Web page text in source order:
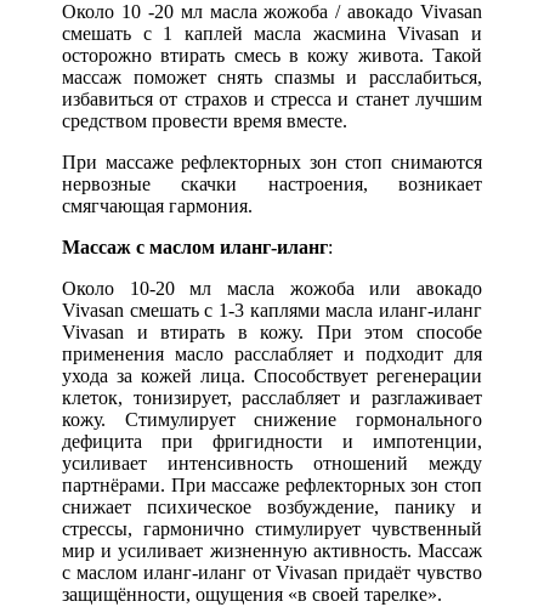
Около 10 -20 мл масла жожоба / авокадо Vivasan
смешать с 1 каплей масла жасмина Vivasan и
осторожно втирать смесь в кожу живота. Такой
массаж поможет снять спазмы и расслабиться,
избавиться от страхов и стресса и станет лучшим
средством провести время вместе.
При массаже рефлекторных зон стоп снимаются
нервозные скачки настроения, возникает
смягчающая гармония.
Массаж с маслом иланг-иланг:
Около 10-20 мл масла жожоба или авокадо
Vivasan смешать с 1-3 каплями масла иланг-иланг
Vivasan и втирать в кожу. При этом способе
применения масло расслабляет и подходит для
ухода за кожей лица. Способствует регенерации
клеток, тонизирует, расслабляет и разглаживает
кожу. Стимулирует снижение гормонального
дефицита при фригидности и импотенции,
усиливает интенсивность отношений между
партнёрами. При массаже рефлекторных зон стоп
снижает психическое возбуждение, панику и
стрессы, гармонично стимулирует чувственный
мир и усиливает жизненную активность. Массаж
с маслом иланг-иланг от Vivasan придаёт чувство
защищённости, ощущения «в своей тарелке».